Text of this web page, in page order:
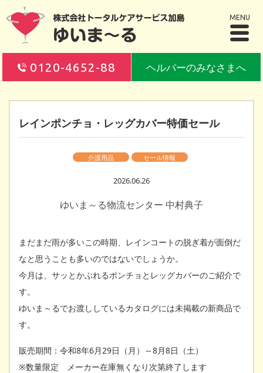
MENU
0120-4652-88 ヘルパーのみなさまへ
レインポンチョ・レッグカバー特価セール
介護用品 セール情報
2026.06.26
ゆいま～る物流センター 中村典子
まだまだ雨が多いこの時期、レインコートの脱ぎ着が面倒だ
なと思うことも多いのではないでしょうか。
今月は、サッとかぶれるポンチョとレッグカバーのご紹介で
す。
ゆいま～るでお渡ししているカタログには未掲載の新商品で
す。
販売期間：令和8年6月29日（月）～8月8日（土）
※数量限定 メーカー在庫無くなり次第終了します